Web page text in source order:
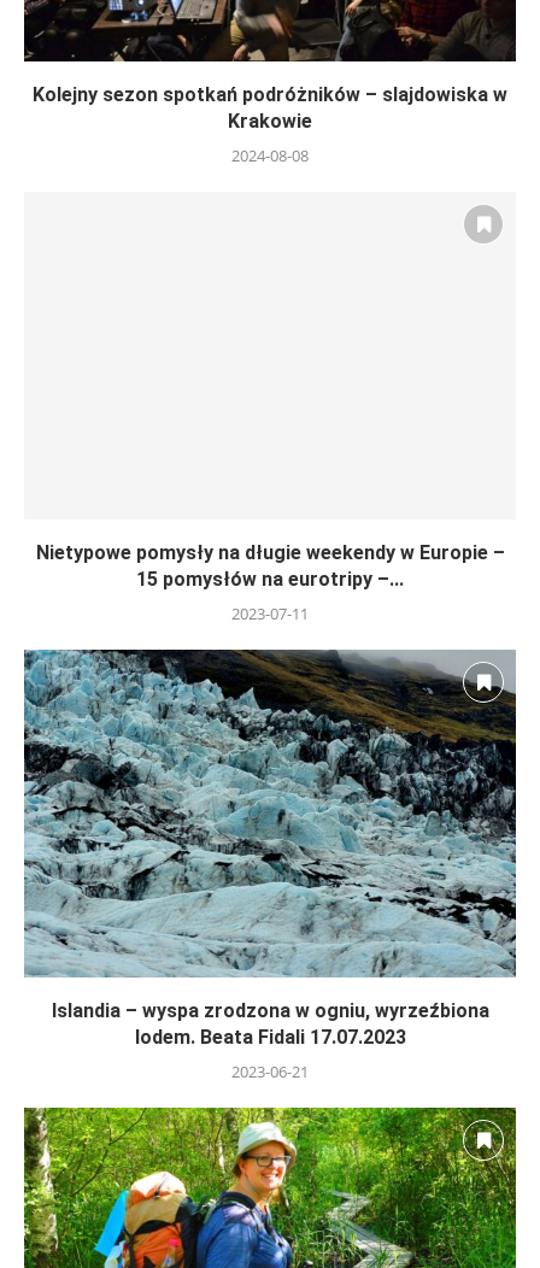
Kolejny sezon spotkań podróżników – slajdowiska w
Krakowie
2024-08-08
Nietypowe pomysły na długie weekendy w Europie –
15 pomysłów na eurotripy –...
2023-07-11
Islandia – wyspa zrodzona w ogniu, wyrzeźbiona
lodem. Beata Fidali 17.07.2023
2023-06-21